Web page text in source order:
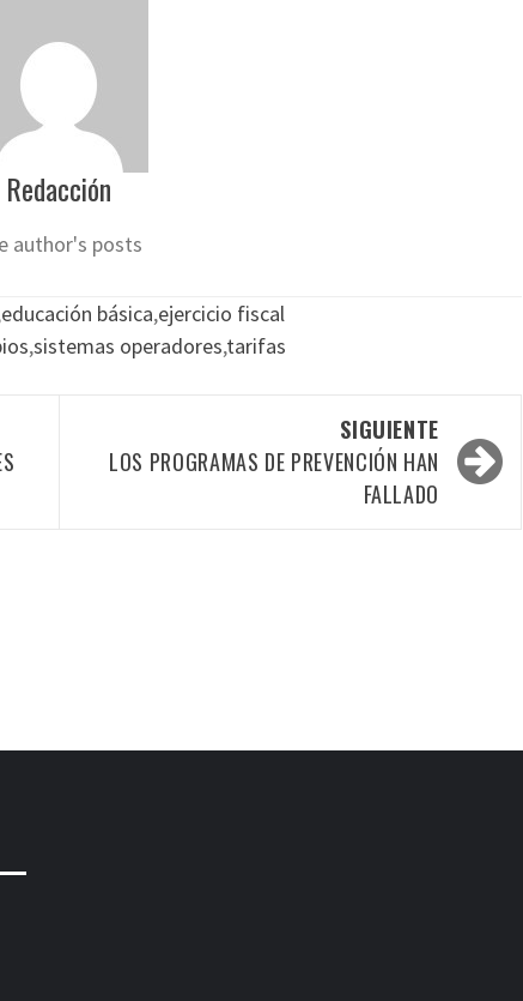
Redacción
author's posts
educación básica,ejercicio fiscal
,sistemas operadores,tarifas
SIGUIENTE
LOS PROGRAMAS DE PREVENCIÓN HAN
FALLADO